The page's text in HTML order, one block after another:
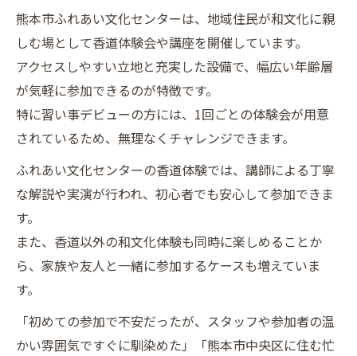
熊本市ふれあい文化センターは、地域住民が和文化に親
しむ場として香道体験会や講座を開催しています。
アクセスしやすい立地と充実した設備で、幅広い年齢層
が気軽に参加できるのが特徴です。
特に習い事デビューの方には、1回ごとの体験会が用意
されているため、無理なくチャレンジできます。
ふれあい文化センターの香道体験では、講師による丁寧
な解説や実演が行われ、初心者でも安心して参加できま
す。
また、香道以外の和文化体験も同時に楽しめることか
ら、家族や友人と一緒に参加するケースも増えていま
す。
「初めての参加で不安だったが、スタッフや参加者の温
かい雰囲気ですぐに馴染めた」「熊本市中央区に住む忙